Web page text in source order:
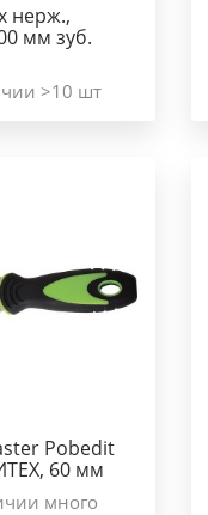
нерж.,
мм зуб.
>10 шт
Pobedit
60 мм
много